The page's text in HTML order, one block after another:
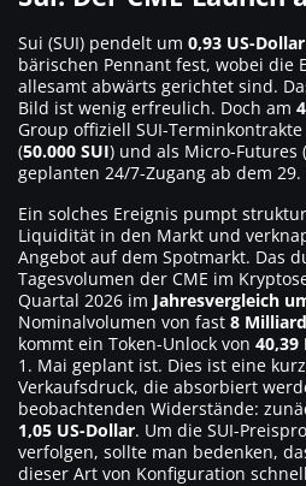
Sui (SUI) pendelt um 0,93 US-Dollar
bärischen Pennant fest, wobei die
allesamt abwärts gerichtet sind.
Bild ist wenig erfreulich. Doch am
Group offiziell SUI-
(50.000 SUI) und als Micro-Futures (
geplanten 24/7-Zugang ab dem 29.
Ein solches Ereignis pumpt
Liquidität in den Markt und
Angebot auf dem Spotmarkt. Das
Tagesvolumen der CME im
Quartal 2026 im Jahresvergleich
Nominalvolumen von fast 8
kommt ein Token-Unlock von 40,39
1. Mai geplant ist. Dies ist eine
Verkaufsdruck, die absorbiert
beobachtenden Widerstände:
1,05 US-Dollar. Um die SUI-
verfolgen, sollte man bedenken,
dieser Art von Konfiguration